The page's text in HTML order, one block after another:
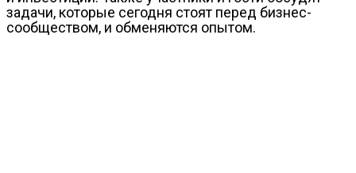
задачи, которые сегодня стоят перед бизнес-
сообществом, и обменяются опытом.